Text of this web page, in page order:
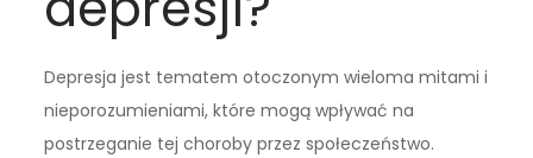
Depresja jest tematem otoczonym wieloma mitami i
nieporozumieniami, które mogą wpływać na
postrzeganie tej choroby przez społeczeństwo.